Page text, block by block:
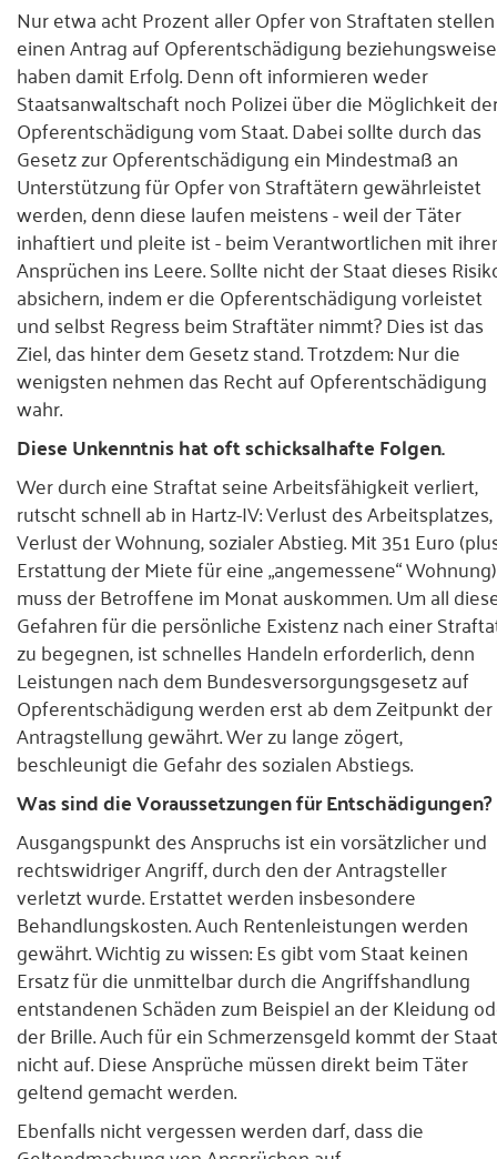
Nur etwa acht Prozent aller Opfer von Straftaten stellen
einen Antrag auf Opferentschädigung beziehungsweise
haben damit Erfolg. Denn oft informieren weder
Staatsanwaltschaft noch Polizei über die Möglichkeit
Opferentschädigung vom Staat. Dabei sollte durch das
Gesetz zur Opferentschädigung ein Mindestmaß an
Unterstützung für Opfer von Straftätern gewährleistet
werden, denn diese laufen meistens - weil der Täter
inhaftiert und pleite ist - beim Verantwortlichen mit
Ansprüchen ins Leere. Sollte nicht der Staat dieses
absichern, indem er die Opferentschädigung vorleistet
und selbst Regress beim Straftäter nimmt? Dies ist das
Ziel, das hinter dem Gesetz stand. Trotzdem: Nur die
wenigsten nehmen das Recht auf Opferentschädigung
wahr.
Diese Unkenntnis hat oft schicksalhafte Folgen.
Wer durch eine Straftat seine Arbeitsfähigkeit verliert,
rutscht schnell ab in Hartz-IV: Verlust des Arbeitsplatzes,
Verlust der Wohnung, sozialer Abstieg. Mit 351 Euro
Erstattung der Miete für eine „angemessene“ Wohnung)
muss der Betroffene im Monat auskommen. Um all
Gefahren für die persönliche Existenz nach einer
zu begegnen, ist schnelles Handeln erforderlich, denn
Leistungen nach dem Bundesversorgungsgesetz auf
Opferentschädigung werden erst ab dem Zeitpunkt der
Antragstellung gewährt. Wer zu lange zögert,
beschleunigt die Gefahr des sozialen Abstiegs.
Was sind die Voraussetzungen für Entschädigungen?
Ausgangspunkt des Anspruchs ist ein vorsätzlicher und
rechtswidriger Angriff, durch den der Antragsteller
verletzt wurde. Erstattet werden insbesondere
Behandlungskosten. Auch Rentenleistungen werden
gewährt. Wichtig zu wissen: Es gibt vom Staat keinen
Ersatz für die unmittelbar durch die Angriffshandlung
entstandenen Schäden zum Beispiel an der Kleidung
der Brille. Auch für ein Schmerzensgeld kommt der Staat
nicht auf. Diese Ansprüche müssen direkt beim Täter
geltend gemacht werden.
Ebenfalls nicht vergessen werden darf, dass die